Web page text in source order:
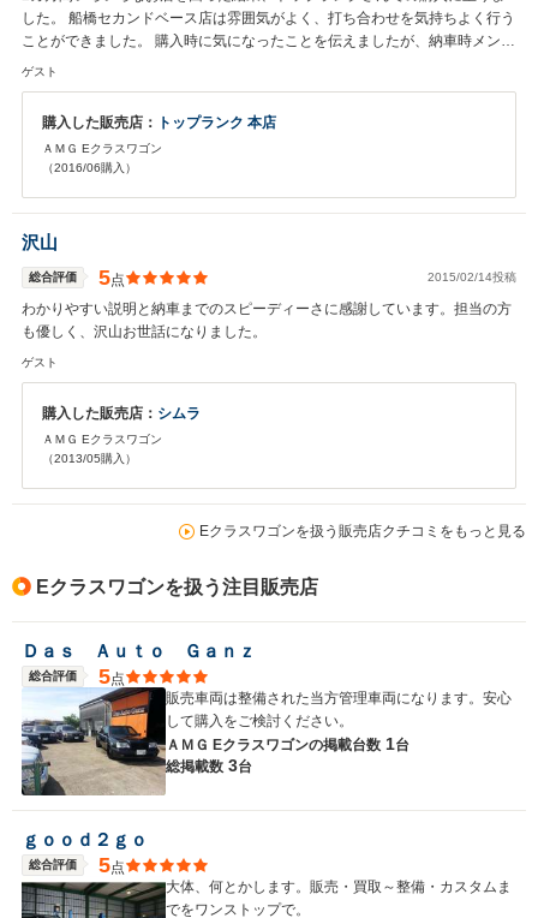
した。 船橋セカンドベース店は雰囲気がよく、打ち合わせを気持ちよく行う
ことができました。 購入時に気になったことを伝えましたが、納車時メンテ
ナンスで全てを叶えていただき大変満足してております。（ローター研磨、
ンスもお願いすることにしようと思います。
ゲスト
購入した販売店： トップランク 本店
ＡＭＧ Eクラスワゴン
（2016/06購入）
沢山
総合評価 5点 2015/02/14投稿
わかりやすい説明と納車までのスピーディーさに感謝しています。担当の方
も優しく、沢山お世話になりました。
ゲスト
購入した販売店： シムラ
ＡＭＧ Eクラスワゴン
（2013/05購入）
Eクラスワゴンを扱う販売店クチコミをもっと見る
Eクラスワゴンを扱う注目販売店
Ｄａｓ Ａｕｔｏ Ｇａｎｚ
総合評価 5点
販売車両は整備された当方管理車両になります。安心
して購入をご検討ください。
ＡＭＧ Eクラスワゴンの掲載台数 1台
総掲載数 3台
ｇｏｏｄ２ｇｏ
総合評価 5点
大体、何とかします。販売・買取～整備・カスタムま
でをワンストップで。